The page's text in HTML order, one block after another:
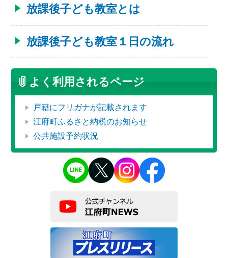
放課後子ども教室とは
放課後子ども教室１日の流れ
よく利用されるページ
戸籍にフリガナが記載されます
江府町ふるさと納税のお知らせ
公共施設予約状況